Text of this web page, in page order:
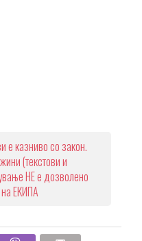
е казниво со закон.
(текстови и
НЕ е дозволено
ЕКИПА